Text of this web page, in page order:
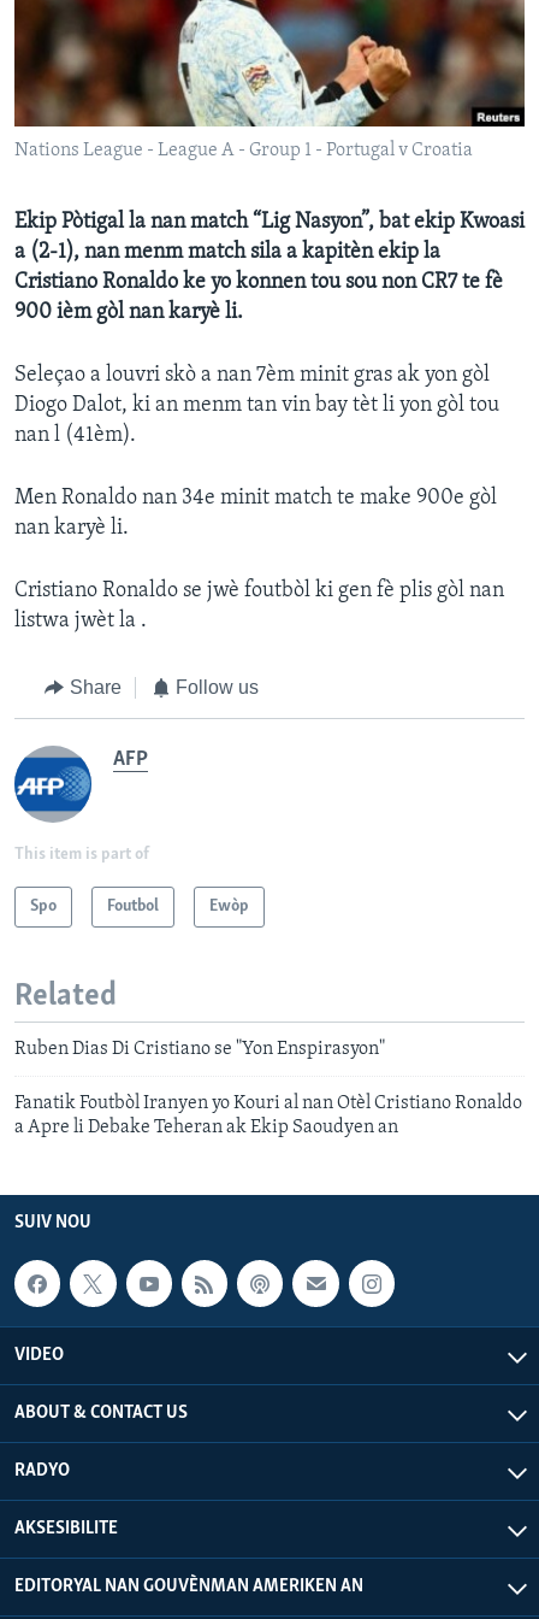
Languages
Nations League - League A - Group 1 - Portugal v Croatia
Ekip Pòtigal la nan match “Lig Nasyon”, bat ekip Kwoasi
a (2-1), nan menm match sila a kapitèn ekip la
Cristiano Ronaldo ke yo konnen tou sou non CR7 te fè
900 ièm gòl nan karyè li.
Seleçao a louvri skò a nan 7èm minit gras ak yon gòl
Diogo Dalot, ki an menm tan vin bay tèt li yon gòl tou
nan l (41èm).
Men Ronaldo nan 34e minit match te make 900e gòl
nan karyè li.
Cristiano Ronaldo se jwè foutbòl ki gen fè plis gòl nan
listwa jwèt la .
Share Follow us
AFP
This item is part of
Spo Foutbol Ewòp
Related
Ruben Dias Di Cristiano se "Yon Enspirasyon"
Fanatik Foutbòl Iranyen yo Kouri al nan Otèl Cristiano Ronaldo
a Apre li Debake Teheran ak Ekip Saoudyen an
SUIV NOU
VIDEO
ABOUT & CONTACT US
RADYO
AKSESIBILITE
EDITORYAL NAN GOUVÈNMAN AMERIKEN AN